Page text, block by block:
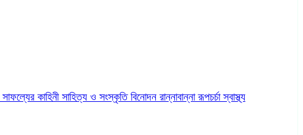
সাফল্যের কাহিনী সাহিত্য ও সংস্কৃতি বিনোদন রান্নাবান্নারূপচর্চাস্বাস্থ্য